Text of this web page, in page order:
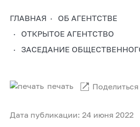
ГЛАВНАЯ
ОБ АГЕНТСТВЕ
ОТКРЫТОЕ АГЕНТСТВО
ЗАСЕДАНИЕ
Дата публикации: 24 июня 2022
печать Поделиться